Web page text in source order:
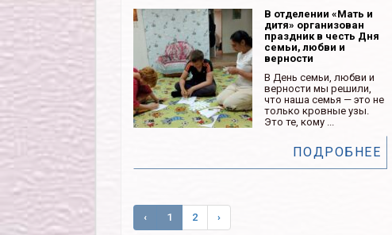
В отделении «Мать и
дитя» организован
праздник в честь Дня
семьи, любви и
верности
В День семьи, любви и
верности мы решили,
что наша семья — это не
только кровные узы.
Это те, кому ...
ПОДРОБНЕЕ
‹ 1 2 ›